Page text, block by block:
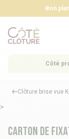
Bon
Côté
Clôture brise vue
Carton de
>